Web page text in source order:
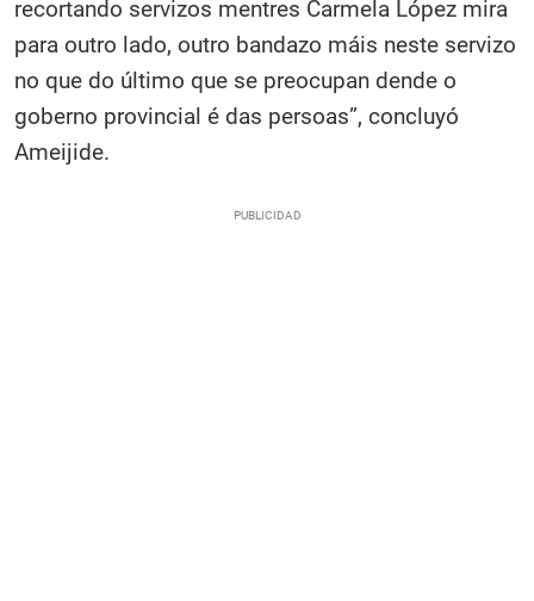
recortando servizos mentres Carmela López mira
para outro lado, outro bandazo máis neste servizo
no que do último que se preocupan dende o
goberno provincial é das persoas”, concluyó
Ameijide.